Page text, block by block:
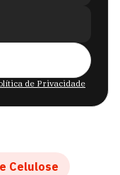
de Privacidade
Celulose